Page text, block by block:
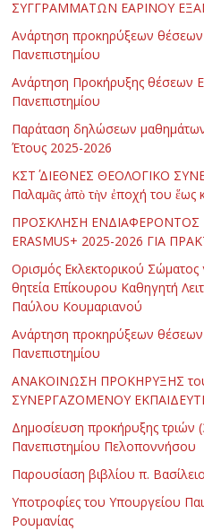
ΣΥΓΓΡΑΜΜΑΤΩΝ ΕΑΡΙΝΟΥ
Ανάρτηση προκηρύξεων
Πανεπιστημίου
Ανάρτηση Προκήρυξης θέσεων
Πανεπιστημίου
Παράταση δηλώσεων
Έτους 2025-2026
ΚΣΤ΄ ΔΙΕΘΝΕΣ ΘΕΟΛΟΓΙΚΟ
Παλαμᾶς ἀπὸ τὴν ἐποχή του ἕως
ΠΡΟΣΚΛΗΣΗ ΕΝΔΙΑΦΕΡΟΝΤΟΣ
ERASMUS+ 2025-2026 ΓΙΑ
Ορισμός Εκλεκτορικού Σώματος
θητεία Επίκουρου Καθηγητή
Παύλου Κουμαριανού
Ανάρτηση προκηρύξεων
Πανεπιστημίου
ΑΝΑΚΟΙΝΩΣΗ ΠΡΟΚΗΡΥΞΗΣ
ΣΥΝΕΡΓΑΖΟΜΕΝΟΥ
Δημοσίευση προκήρυξης
Πανεπιστημίου Πελοποννήσου
Παρουσίαση βιβλίου π.
Υποτροφίες του Υπουργείου
Ρουμανίας